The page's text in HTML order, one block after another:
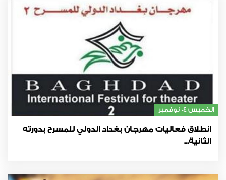
الخميس 04 نوفمبر
انطلاق فعاليات مهرجان بغداد الدولي للمسرح بدورته
الثانية...